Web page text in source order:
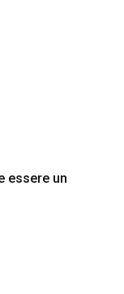
essere un